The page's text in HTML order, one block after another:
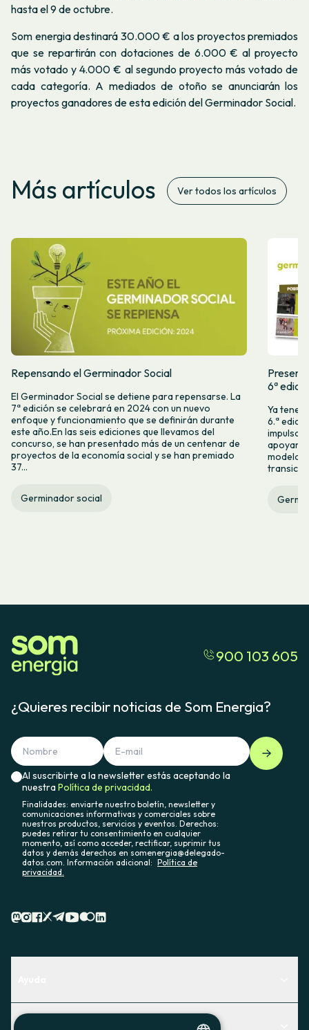
hasta el 9 de octubre.
Som energia destinará 30.000 € a los proyectos premiados
que se repartirán con dotaciones de 6.000 € al proyecto
más votado y 4.000 € al segundo proyecto más votado de
cada categoría. A mediados de otoño se anunciarán los
proyectos ganadores de esta edición del Germinador Social.
Más artículos Ver todos los artículos
Repensando el Germinador Social
El Germinador Social se detiene para repensarse. La
7ª edición se celebrará en 2024 con un nuevo
enfoque y funcionamiento que se definirán durante
este año.En las seis ediciones que llevamos del
concurso, se han presentado más de un centenar de
proyectos de la economía social y se han premiado
37...
Germinador social
6ª
Ya
6.ª
apoyar
modelos
900 103 605
¿Quieres recibir noticias de Som Energia?
Al suscribirte a la newsletter estás aceptando la
nuestraPolítica de privacidad.
Finalidades: enviarte nuestro boletín, newsletter y
comunicaciones informativas y comerciales sobre
nuestros productos, servicios y eventos. Derechos:
puedes retirar tu consentimiento en cualquier
momento, así como acceder, rectificar, suprimir tus
datos y demás derechos en somenergia@delegado-
datos.com. Información adicional: Política de
privacidad.